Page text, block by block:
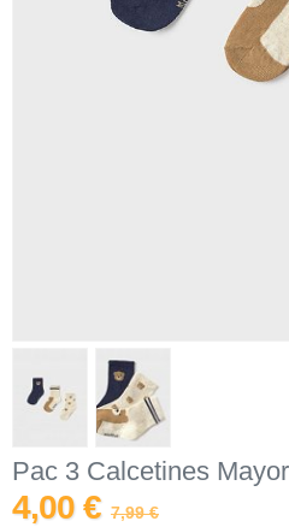
Pac 3 Calcetines
4,00 € 7,99 €